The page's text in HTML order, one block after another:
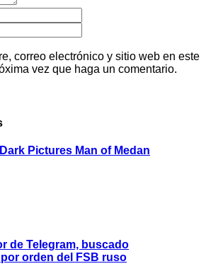
correo electrónico y sitio web en este
vez que haga un comentario.
Pictures Man of Medan
de Telegram, buscado
orden del FSB ruso